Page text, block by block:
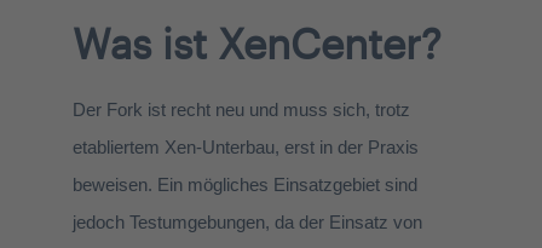
Was ist XenCenter?
Der Fork ist recht neu und muss sich, trotz
etabliertem Xen-Unterbau, erst in der Praxis
beweisen. Ein mögliches Einsatzgebiet sind
jedoch Testumgebungen, da der Einsatz von